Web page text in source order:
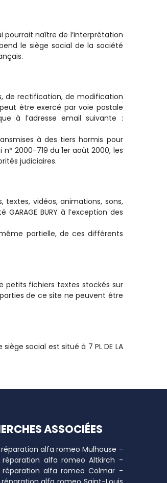
pourrait naître de l’interprétation
le siège social de la société
de rectification, de modification
être exercé par voie postale
à l’adresse email suivante :
à des tiers hormis pour
2000-719 du 1er août 2000, les
judiciaires.
vidéos, animations, sons,
BURY à l’exception des
partielle, de ces différents
petits fichiers textes stockés sur
de ce site ne peuvent être
social est situé à 7 PL DE LA
ASSOCIÉES
alfa romeo Mulhouse -
réparation alfa romeo Altkirch -
réparation alfa romeo Colmar -